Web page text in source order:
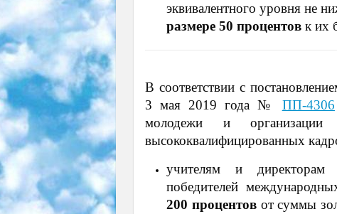
эквивалентного уровня не
размере 50 процентов к их
В соответствии с
3 мая 2019 года № ПП-4306
молодежи и организации
высококвалифицированных
учителям и директорам
победителей
200 процентовот суммы